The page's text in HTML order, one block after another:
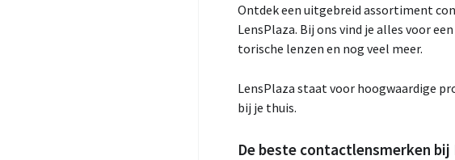
Ontdek een uitgebreid assortiment
LensPlaza. Bij ons vind je alles voor
torische lenzen en nog veel meer.
LensPlaza staat voor hoogwaardige
bij je thuis.
De beste contactlensmerken bij